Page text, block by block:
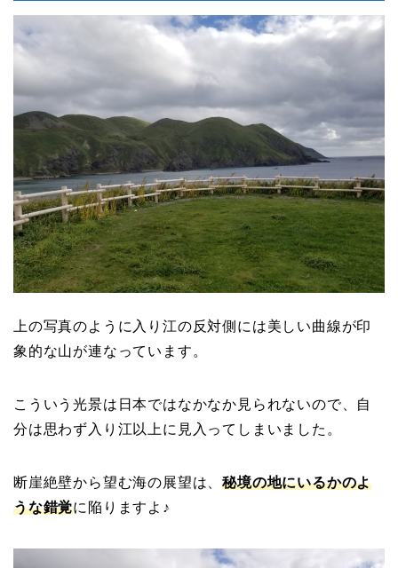
上の写真のように入り江の反対側には美しい曲線が印
象的な山が連なっています。
こういう光景は日本ではなかなか見られないので、自
分は思わず入り江以上に見入ってしまいました。
断崖絶壁から望む海の展望は、秘境の地にいるかのよ
うな錯覚に陥りますよ♪